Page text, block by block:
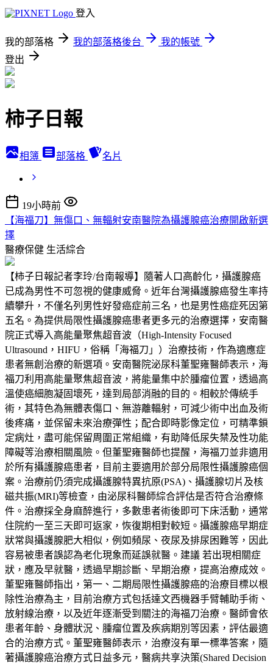
登入
我的部落格 我的部落格後台
我的帳號
登出
柿子日報
相簿 部落格 名片
19小時前
【海福刀】無傷口、無輻射安南醫院為攝護腺癌治療開啟新選
擇
醫療保健 生活綜合
【柿子日報記者李玲/台南報導】隨著人口高齡化，攝護腺癌
已成為男性不可忽視的健康威脅。近年台灣攝護腺癌發生率持
續攀升，不僅名列男性好發癌症前三名，也是男性癌症死因第
五名。為提供局限性攝護腺癌患者更多元的治療選擇，安南醫
院正式導入高能量聚焦超音波（High-Intensity Focused
Ultrasound，HIFU，俗稱「海福刀」）治療技術，作為適應症
患者無創治療的新選項。安南醫院泌尿科董聖雍醫師表示，海
福刀利用高能量聚焦超音波，將能量集中於腫瘤位置，透過高
溫使癌細胞凝固壞死，達到局部消融的目的。相較於傳統手
術，其特色為無體表傷口、無游離輻射，可減少術中出血及術
後疼痛，並保留未來治療彈性；配合即時影像定位，可精準鎖
定病灶，盡可能保留周圍正常組織，有助降低尿失禁及性功能
障礙等治療相關風險。但董聖雍醫師也提醒，海福刀並非適用
於所有攝護腺癌患者，目前主要適用於部分局限性攝護腺癌個
案。治療前仍須完成攝護腺特異抗原(PSA)、攝護腺切片及核
磁共振(MRI)等檢查，由泌尿科醫師綜合評估是否符合治療條
件。治療採全身麻醉進行，多數患者術後即可下床活動，通常
住院約一至三天即可返家，恢復期相對較短。攝護腺癌早期症
狀常與攝護腺肥大相似，例如頻尿、夜尿及排尿困難等，因此
容易被患者誤認為老化現象而延誤就醫。建議 若出現相關症
狀，應及早就醫，透過早期診斷、早期治療，提高治療成效。
董聖雍醫師指出，第一、二期局限性攝護腺癌的治療目標以根
除性治療為主，目前治療方式包括達文西機器手臂輔助手術、
放射線治療，以及近年逐漸受到關注的海福刀治療。醫師會依
患者年齡、身體狀況、腫瘤位置及疾病期別等因素，評估最適
合的治療方式。董聖雍醫師表示，治療沒有單一標準答案，隨
著攝護腺癌治療方式日益多元，醫病共享決策(Shared Decision